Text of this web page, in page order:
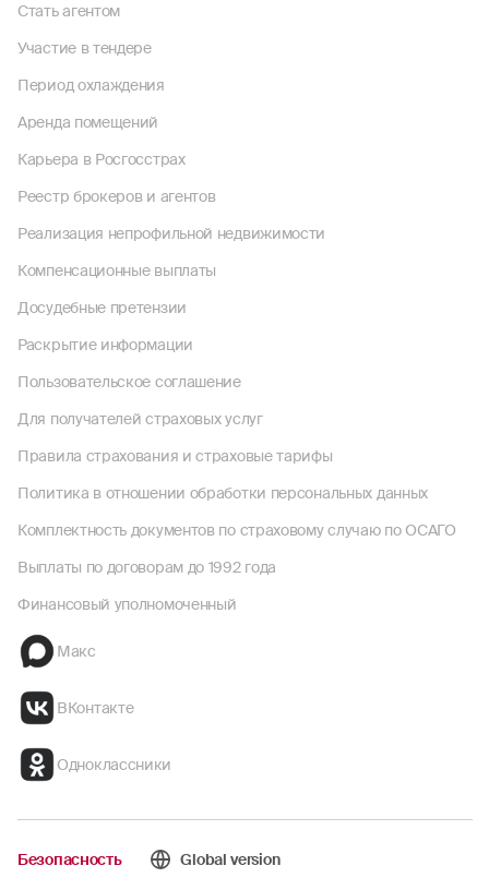
Стать агентом
Участие в тендере
Период охлаждения
Аренда помещений
Карьера в Росгосстрах
Реестр брокеров и агентов
Реализация непрофильной недвижимости
Компенсационные выплаты
Досудебные претензии
Раскрытие информации
Пользовательское соглашение
Для получателей страховых услуг
Правила страхования и страховые тарифы
Политика в отношении обработки персональных данных
Комплектность документов по страховому случаю по ОСАГО
Выплаты по договорам до 1992 года
Финансовый уполномоченный
Макс
ВКонтакте
Одноклассники
Безопасность Global version